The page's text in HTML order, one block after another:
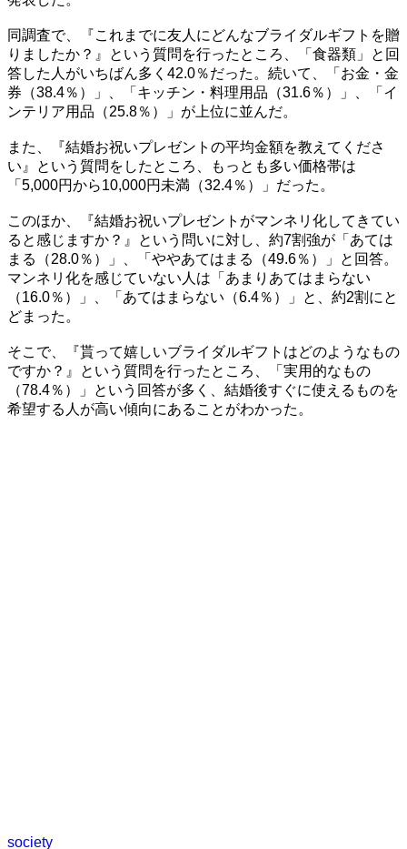
同調査で、『これまでに友人にどんなブライダルギフトを贈
りましたか？』という質問を行ったところ、「食器類」と回
答した人がいちばん多く42.0％だった。続いて、「お金・金
券（38.4％）」、「キッチン・料理用品（31.6％）」、「イ
ンテリア用品（25.8％）」が上位に並んだ。
また、『結婚お祝いプレゼントの平均金額を教えてくださ
い』という質問をしたところ、もっとも多い価格帯は
「5,000円から10,000円未満（32.4％）」だった。
このほか、『結婚お祝いプレゼントがマンネリ化してきてい
ると感じますか？』という問いに対し、約7割強が「あては
まる（28.0％）」、「ややあてはまる（49.6％）」と回答。
マンネリ化を感じていない人は「あまりあてはまらない
（16.0％）」、「あてはまらない（6.4％）」と、約2割にと
どまった。
そこで、『貰って嬉しいブライダルギフトはどのようなもの
ですか？』という質問を行ったところ、「実用的なもの
（78.4％）」という回答が多く、結婚後すぐに使えるものを
希望する人が高い傾向にあることがわかった。
society